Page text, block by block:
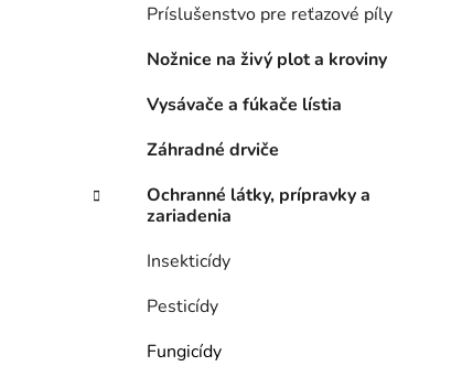
Príslušenstvo pre reťazové píly
Nožnice na živý plot a kroviny
Vysávače a fúkače lístia
Záhradné drviče
Ochranné látky, prípravky a
zariadenia
Insekticídy
Pesticídy
Fungicídy